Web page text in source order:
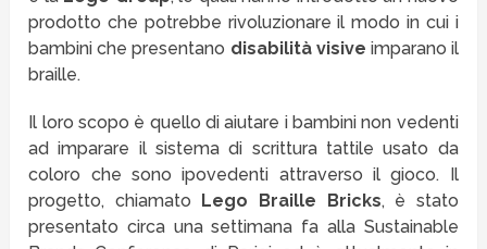
prodotto che potrebbe rivoluzionare il modo in cui i
bambini che presentano disabilità visive imparano il
braille.
Il loro scopo è quello di aiutare i bambini non vedenti
ad imparare il sistema di scrittura tattile usato da
coloro che sono ipovedenti attraverso il gioco. Il
progetto, chiamato Lego Braille Bricks, è stato
presentato circa una settimana fa alla Sustainable